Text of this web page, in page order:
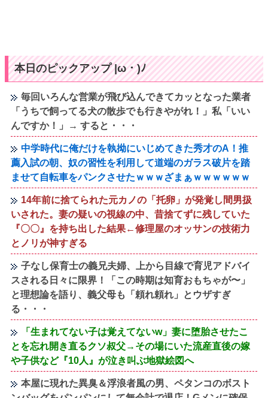
本日のピックアップ |ω・)ﾉ
毎回いろんな営業が飛び込んできてカッとなった業者
「うちで飼ってる犬の散歩でも行きやがれ！」私「いい
んですか！」→ すると・・・
中学時代に俺だけを執拗にいじめてきた秀才のA！推
薦入試の朝、奴の習性を利用して道端のガラス破片を踏
ませて自転車をパンクさせたｗｗｗざまぁｗｗｗｗｗｗ
14年前に捨てられた元カノの「托卵」が発覚し間男扱
いされた。妻の疑いの視線の中、昔捨てずに残していた
『〇〇』を持ち出した結果←修理屋のオッサンの技術力
とノリが神すぎる
子なし保育士の義兄夫婦、上から目線で育児アドバイ
スされる日々に限界！「この時期は知育おもちゃが〜」
と理想論を語り、義父母も「頼れ頼れ」とウザすぎ
る・・・
「生まれてない子は覚えてないw」妻に堕胎させたこ
とを忘れ開き直るクソ叔父→その場にいた流産直後の嫁
や子供など『10人』が泣き叫ぶ地獄絵図へ
本屋に現れた異臭＆浮浪者風の男、ペタンコのボスト